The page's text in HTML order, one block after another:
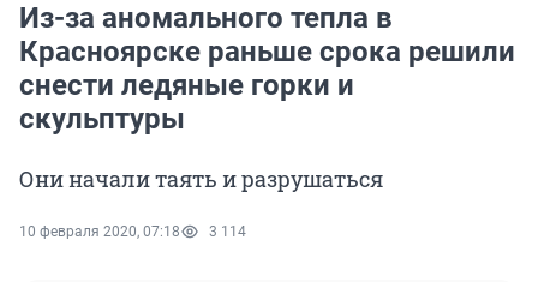
Из-за аномального тепла в
Красноярске раньше срока решили
снести ледяные горки и
скульптуры
Они начали таять и разрушаться
10 февраля 2020, 07:18 3 114